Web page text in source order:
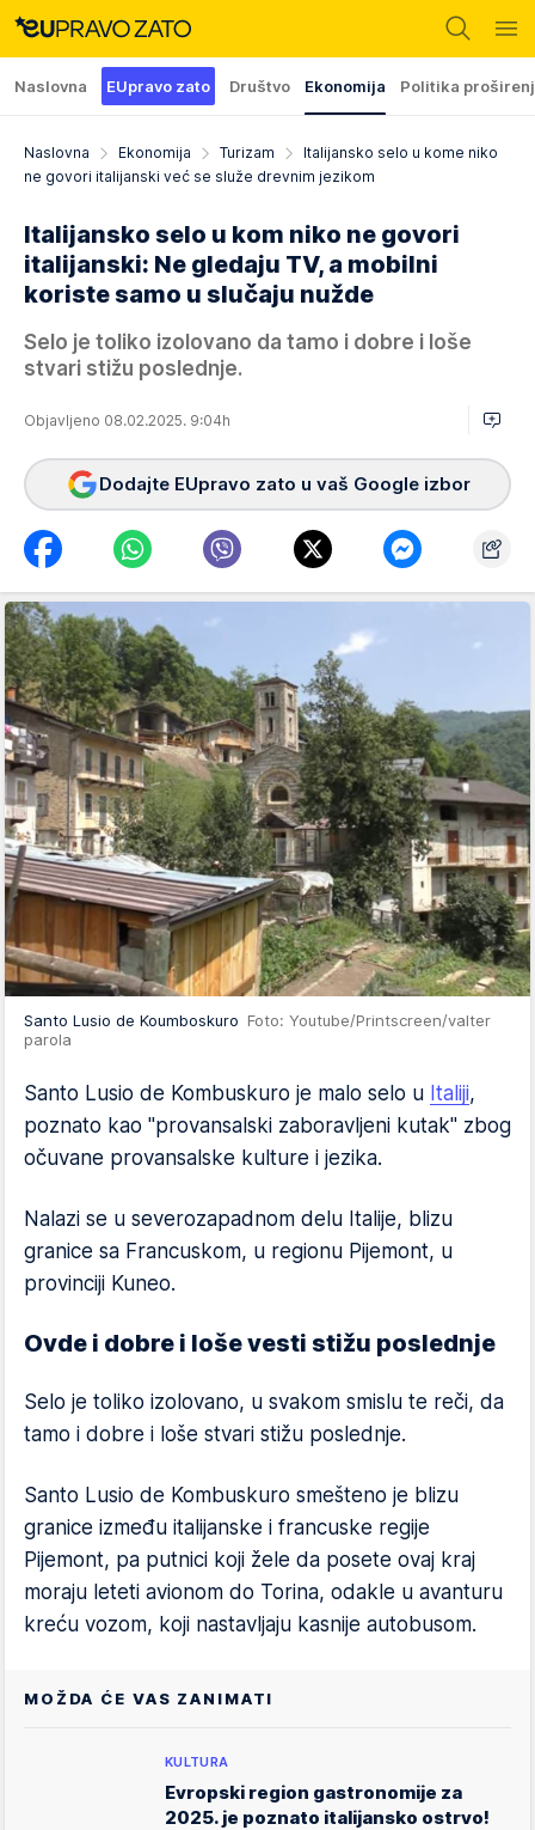
Naslovna EUpravo zato Društvo Ekonomija Politika
Naslovna Ekonomija Turizam
Italijansko selo u kome niko
ne govori italijanski već se služe drevnim jezikom
Italijansko selo u kom niko ne govori
italijanski: Ne gledaju TV, a mobilni
koriste samo u slučaju nužde
Selo je toliko izolovano da tamo i dobre i loše
stvari stižu poslednje.
Objavljeno 08.02.2025. 9:04h
Dodajte EUpravo zato u vaš Google izbor
Santo Lusio de Koumboskuro Foto: Youtube/Printscreen/valter
parola
Santo Lusio de Kombuskuro je malo selo u Italiji,
poznato kao "provansalski zaboravljeni kutak" zbog
očuvane provansalske kulture i jezika.
Nalazi se u severozapadnom delu Italije, blizu
granice sa Francuskom, u regionu Pijemont, u
provinciji Kuneo.
Ovde i dobre i loše vesti stižu poslednje
Selo je toliko izolovano, u svakom smislu te reči, da
tamo i dobre i loše stvari stižu poslednje.
Santo Lusio de Kombuskuro smešteno je blizu
granice između italijanske i francuske regije
Pijemont, pa putnici koji žele da posete ovaj kraj
moraju leteti avionom do Torina, odakle u avanturu
kreću vozom, koji nastavljaju kasnije autobusom.
MOŽDA ĆE VAS ZANIMATI
KULTURA
Evropski region gastronomije za
2025. je poznato italijansko ostrvo!